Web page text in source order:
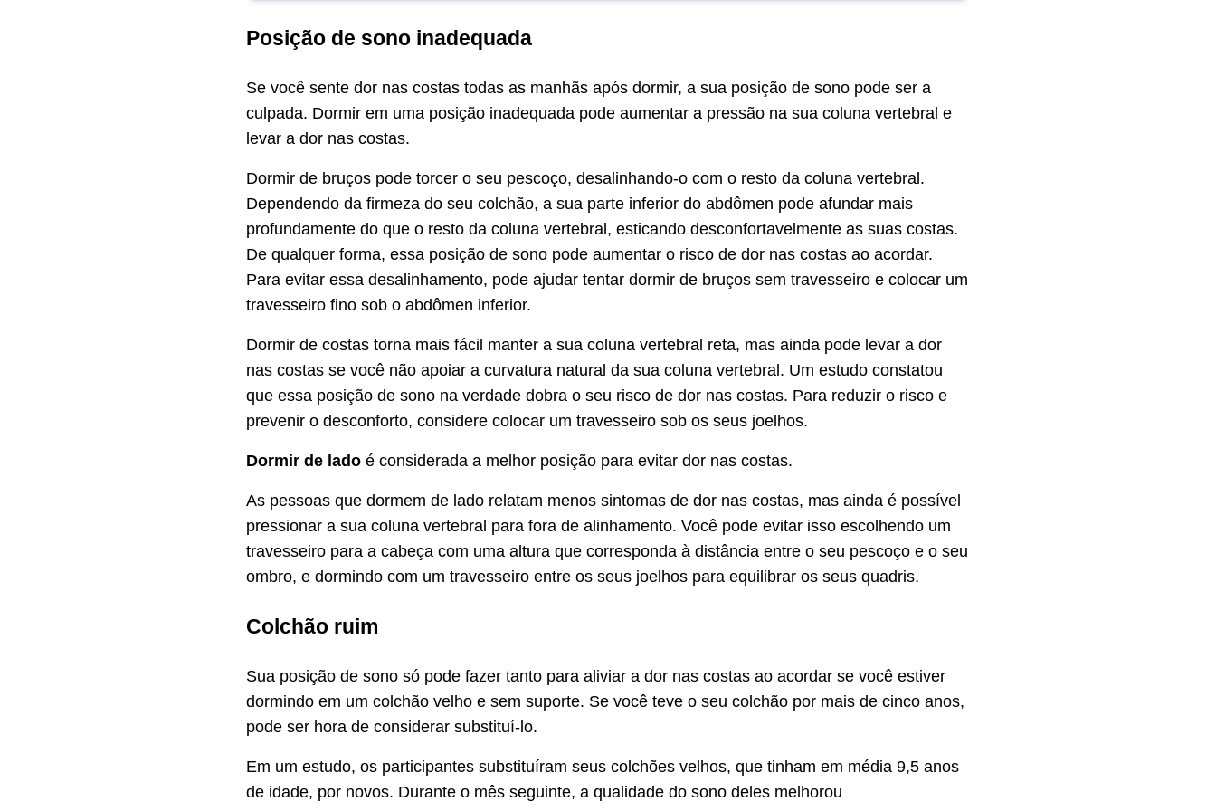
Posição de sono inadequada
Se você sente dor nas costas todas as manhãs após dormir, a sua posição de sono pode ser a
culpada. Dormir em uma posição inadequada pode aumentar a pressão na sua coluna vertebral e
levar a dor nas costas.
Dormir de bruços pode torcer o seu pescoço, desalinhando-o com o resto da coluna vertebral.
Dependendo da firmeza do seu colchão, a sua parte inferior do abdômen pode afundar mais
profundamente do que o resto da coluna vertebral, esticando desconfortavelmente as suas costas.
De qualquer forma, essa posição de sono pode aumentar o risco de dor nas costas ao acordar.
Para evitar essa desalinhamento, pode ajudar tentar dormir de bruços sem travesseiro e colocar um
travesseiro fino sob o abdômen inferior.
Dormir de costas torna mais fácil manter a sua coluna vertebral reta, mas ainda pode levar a dor
nas costas se você não apoiar a curvatura natural da sua coluna vertebral. Um estudo constatou
que essa posição de sono na verdade dobra o seu risco de dor nas costas. Para reduzir o risco e
prevenir o desconforto, considere colocar um travesseiro sob os seus joelhos.
Dormir de lado é considerada a melhor posição para evitar dor nas costas.
As pessoas que dormem de lado relatam menos sintomas de dor nas costas, mas ainda é possível
pressionar a sua coluna vertebral para fora de alinhamento. Você pode evitar isso escolhendo um
travesseiro para a cabeça com uma altura que corresponda à distância entre o seu pescoço e o seu
ombro, e dormindo com um travesseiro entre os seus joelhos para equilibrar os seus quadris.
Colchão ruim
Sua posição de sono só pode fazer tanto para aliviar a dor nas costas ao acordar se você estiver
dormindo em um colchão velho e sem suporte. Se você teve o seu colchão por mais de cinco anos,
pode ser hora de considerar substituí-lo.
Em um estudo, os participantes substituíram seus colchões velhos, que tinham em média 9,5 anos
de idade, por novos. Durante o mês seguinte, a qualidade do sono deles melhorou